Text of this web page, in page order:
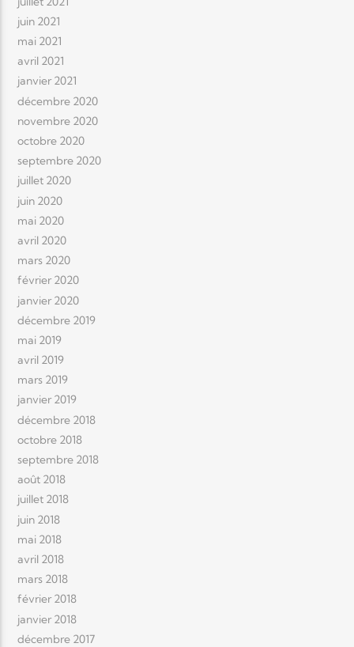
juin 2021
mai 2021
avril 2021
janvier 2021
décembre 2020
novembre 2020
octobre 2020
septembre 2020
juillet 2020
juin 2020
mai 2020
avril 2020
mars 2020
février 2020
janvier 2020
décembre 2019
mai 2019
avril 2019
mars 2019
janvier 2019
décembre 2018
octobre 2018
septembre 2018
août 2018
juillet 2018
juin 2018
mai 2018
avril 2018
mars 2018
février 2018
janvier 2018
décembre 2017